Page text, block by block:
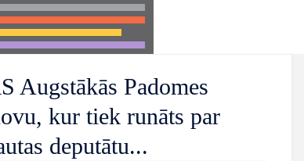
Augstākās Padomes
kur tiek runāts par
deputātu...